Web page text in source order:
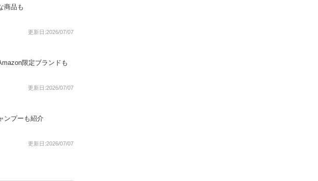
商品も
更新日:2026/07/07
限定ブランドも
更新日:2026/07/07
ンプーも紹介
更新日:2026/07/07